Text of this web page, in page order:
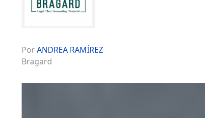
PorANDREA RAMÍREZ
Bragard